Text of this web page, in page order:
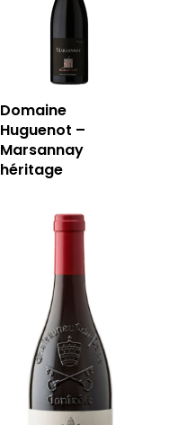
Domaine
Huguenot –
Marsannay
héritage